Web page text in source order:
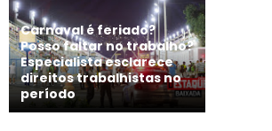
Carnaval é feriado?
Posso faltar no trabalho?
Especialista esclarece
direitos trabalhistas no
período